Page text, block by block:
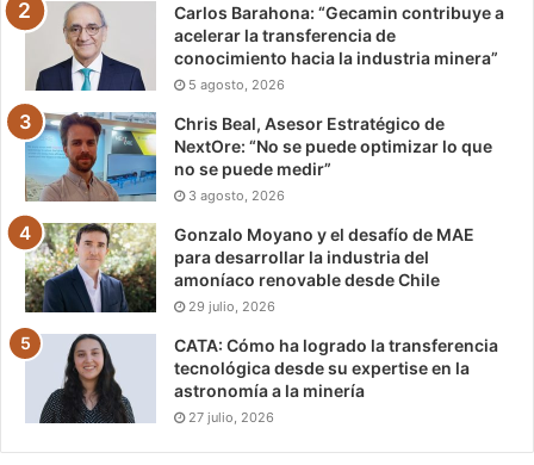
Carlos Barahona: “Gecamin contribuye a
acelerar la transferencia de
conocimiento hacia la industria minera”
5 agosto, 2026
Chris Beal, Asesor Estratégico de
NextOre: “No se puede optimizar lo que
no se puede medir”
3 agosto, 2026
Gonzalo Moyano y el desafío de MAE
para desarrollar la industria del
amoníaco renovable desde Chile
29 julio, 2026
CATA: Cómo ha logrado la transferencia
tecnológica desde su expertise en la
astronomía a la minería
27 julio, 2026